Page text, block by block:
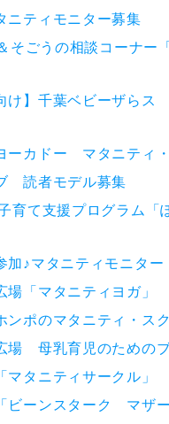
ニティモニター募集
そごうの相談コーナー
け】千葉ベビーザら
ーカドー マタニティ
読者モデル募集
育て支援プログラム「
加♪マタニティモニター
場「マタニティヨガ」
ンポのマタニティ・ス
場 母乳育児のための
マタニティサークル」
ビーンスターク マザ